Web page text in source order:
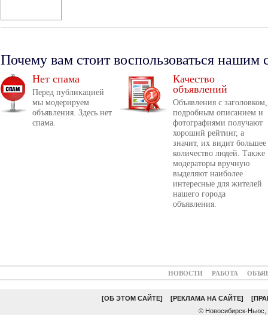
Почему вам стоит воспользоваться нашим
Нет спама
Перед публикацией
мы модерируем
объявления. Здесь нет
спама.
Качество
объявлений
Объявления с заголовком,
подробным описанием и
фотографиями получают
хороший рейтинг, а
значит, их видит большее
количество людей. Также
модераторы вручную
выделяют наиболее
интересные для жителей
нашего города
объявления.
НОВОСТИ РАБОТА
[ОБ ЭТОМ САЙТЕ] [РЕКЛАМА НА САЙТЕ]
© Новосибирск-Ньюс,